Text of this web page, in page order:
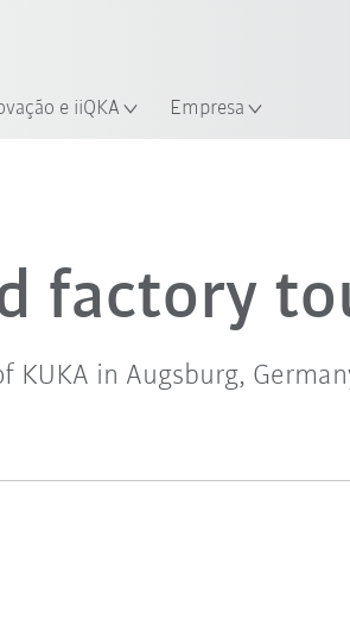
e iiQKA Empresa
factory
KUKA in Augsburg,